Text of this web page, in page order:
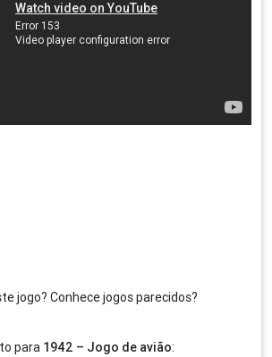
jogo? Conhece jogos parecidos?
para 1942 – Jogo de avião: